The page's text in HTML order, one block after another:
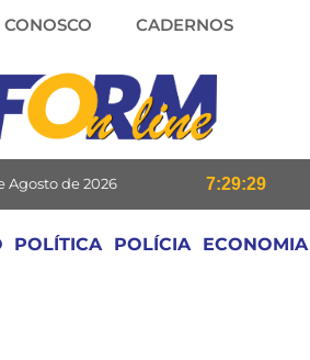
CADERNOS
Agosto de 2026 7:29:29
POLÍTICA POLÍCIA ECONOMIA